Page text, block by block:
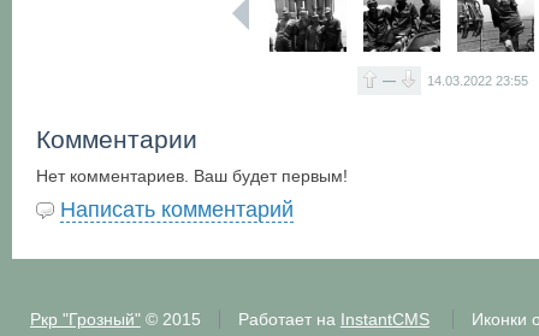
— 14.03.2022 23:55
Комментарии
Нет комментариев. Ваш будет первым!
Написать комментарий
Ркр "Грозный"© 2015 Работает на InstantCMS Иконки